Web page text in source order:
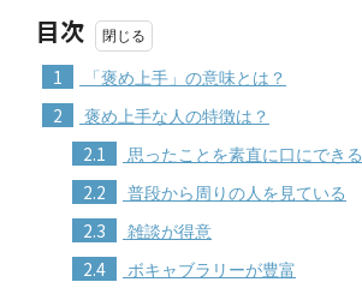
目次
1 「褒め上手」の意味とは？
2 褒め上手な人の特徴は？
2.1 思ったことを素直に口にできる
2.2 普段から周りの人を見ている
2.3 雑談が得意
2.4 ボキャブラリーが豊富